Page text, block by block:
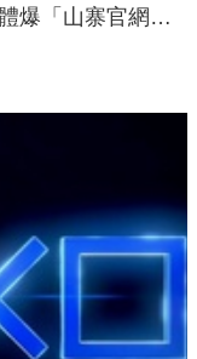
爆「山寨官網」